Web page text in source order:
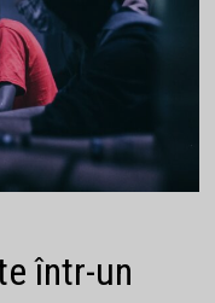
într-un